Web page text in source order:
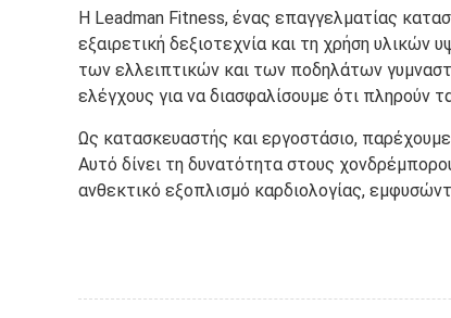
Η Leadman Fitness, ένας επαγγελματίας
εξαιρετική δεξιοτεχνία και τη χρήση
των ελλειπτικών και των ποδηλάτων
ελέγχους για να διασφαλίσουμε ότι πληρούν
Ως κατασκευαστής και εργοστάσιο,
Αυτό δίνει τη δυνατότητα στους
ανθεκτικό εξοπλισμό καρδιολογίας,